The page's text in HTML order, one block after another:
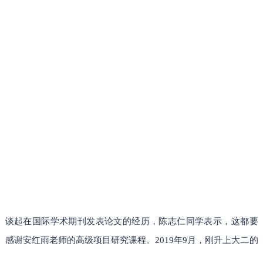
谈起在国际学术期刊发表论文的经历，陈志仁同学表示，这都要
感谢安红雨老师的高级项目研究课程。2019年9月，刚升上大二的